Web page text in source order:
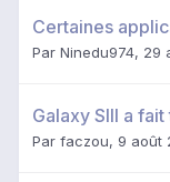
Certaines
Par Ninedu974, 29
Galaxy SIII a
Par faczou, 9 août